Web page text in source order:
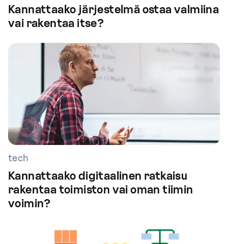
Kannattaako järjestelmä ostaa valmiina
vai rakentaa itse?
tech
Kannattaako digitaalinen ratkaisu
rakentaa toimiston vai oman tiimin
voimin?